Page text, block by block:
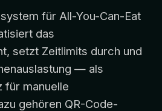
für All-You-Can-Eat
das
setzt Zeitlimits durch und
— als
für manuelle
gehören QR-Code-